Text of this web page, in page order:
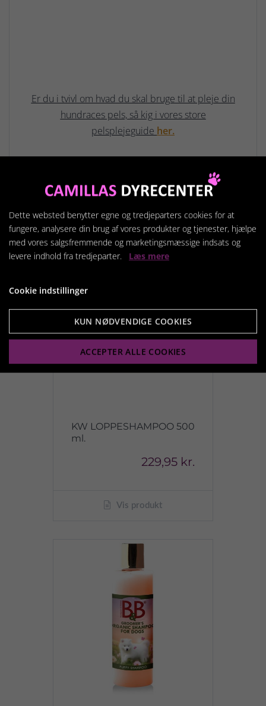
Er du i tvivl om hvad du skal bruge til at pleje din
hundraces pels, så kig i vores store
pelsplejeguide her.
Relaterede produkter
KW LOPPESHAMPOO 500
ml.
229,95 kr.
Vis produkt
Dette websted benytter egne og tredjeparters cookies for at
fungere, analysere din brug af vores produkter og tjenester, hjælpe
med vores salgsfremmende og marketingsmæssige indsats og
levere indhold fra tredjeparter. Læs mere
Cookie indstillinger
KUN NØDVENDIGE COOKIES
ACCEPTER ALLE COOKIES